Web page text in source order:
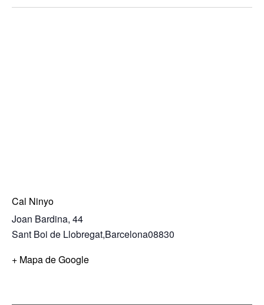
Cal Ninyo
Joan Bardina, 44
Sant Boi de Llobregat,Barcelona08830
+ Mapa de Google